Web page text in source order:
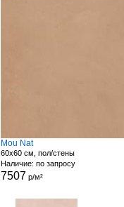
Mou Nat
60x60 см, пол/стены
Наличие: по запросу
7507 р/м²